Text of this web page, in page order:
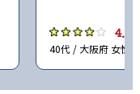
4.0
40代 / 大阪府 女性